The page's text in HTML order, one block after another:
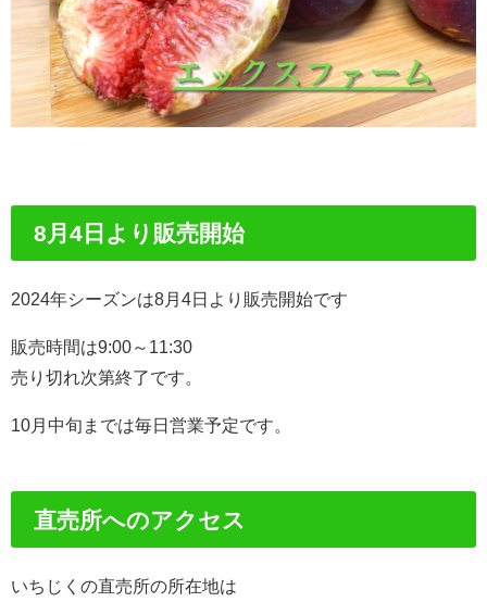
8月4日より販売開始
2024年シーズンは8月4日より販売開始です
販売時間は9:00～11:30
売り切れ次第終了です。
10月中旬までは毎日営業予定です。
直売所へのアクセス
いちじくの直売所の所在地は